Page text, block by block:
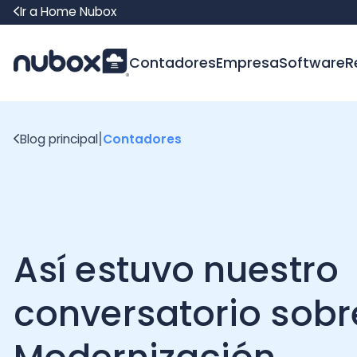
Ir a Home Nubox
ContadoresEmpresaSoftware
Así estuvo nuestro
conversatorio sobre
Modernización